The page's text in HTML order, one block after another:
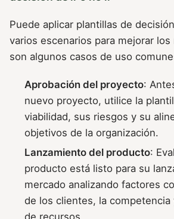
Puede aplicar plantillas de
varios escenarios para mejorar
son algunos casos de uso
Aprobación del proyecto:
nuevo proyecto, utilice la
viabilidad, sus riesgos y su
objetivos de la organización.
Lanzamiento del producto:
producto está listo para su
mercado analizando factores
de los clientes, la competencia
de recursos.